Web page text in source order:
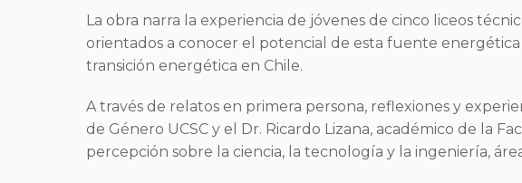
La obra narra la experiencia de jóvenes de cinco liceos
orientados a conocer el potencial de esta fuente
transición energética en Chile.
A través de relatos en primera persona, reflexiones y
de Género UCSC y el Dr. Ricardo Lizana, académico de la
percepción sobre la ciencia, la tecnología y la ingeniería,